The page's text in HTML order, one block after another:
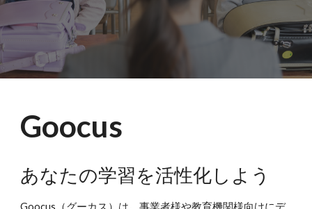
Goocus
あなたの学習を活性化しよう
Goocus（グーカス）は、事業者様や教育機関様向けにデ